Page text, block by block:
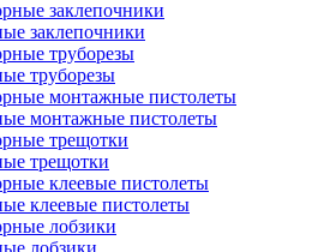
заклепочники
труборезы
монтажные пистолеты
трещотки
клеевые пистолеты
лобзики